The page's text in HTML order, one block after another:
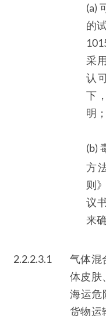
(a)
的
采
认
下
明
(b)
方
则
议
来
2.2.2.3.1
气体混
体皮肤
海运危
货物运